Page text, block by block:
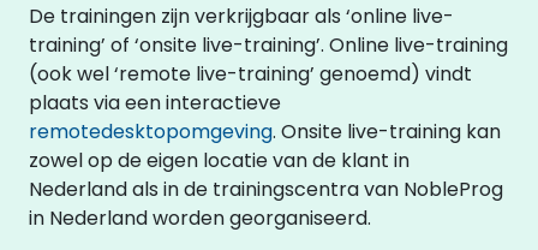
De trainingen zijn verkrijgbaar als ‘online live-
training’ of ‘onsite live-training’. Online live-training
(ook wel ‘remote live-training’ genoemd) vindt
plaats via een interactieve
remotedesktopomgeving. Onsite live-training kan
zowel op de eigen locatie van de klant in
Nederland als in de trainingscentra van NobleProg
in Nederland worden georganiseerd.